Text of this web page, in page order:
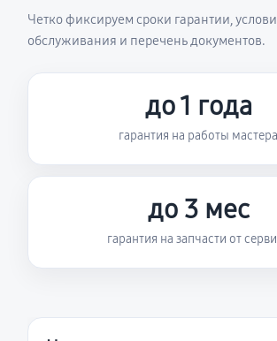
Четко фиксируем сроки гарантии,
обслуживания и перечень документов.
до 1 года
гарантия на работы мастера
до 3 мес
гарантия на запчасти от